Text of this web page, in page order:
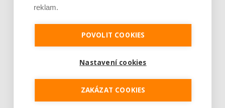
sedm měsíců 200 tisíc
proteinových drinků. Reaguje na
až na 80 °C. Mobilům hrozí
poškození baterie, riziková je i
navigace
reklam.
POVOLIT COOKIES
Nastavení cookies
ZAKÁZAT COOKIES